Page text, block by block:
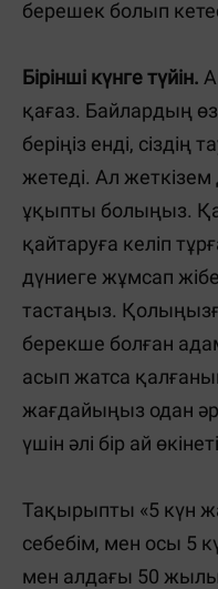
берешек болып
Бірінші күнге түйін.
қағаз. Байлардың
беріңіз енді, сіздің
жетеді. Ал
ұқыпты болыңыз.
қайтаруға келіп
дүниеге жұмсап
тастаңыз.
берекше болған
асып жатса
жағдайыңыз одан
үшін әлі бір ай
Тақырыпты «5 күн
себебім, мен осы 5
мен алдағы 50